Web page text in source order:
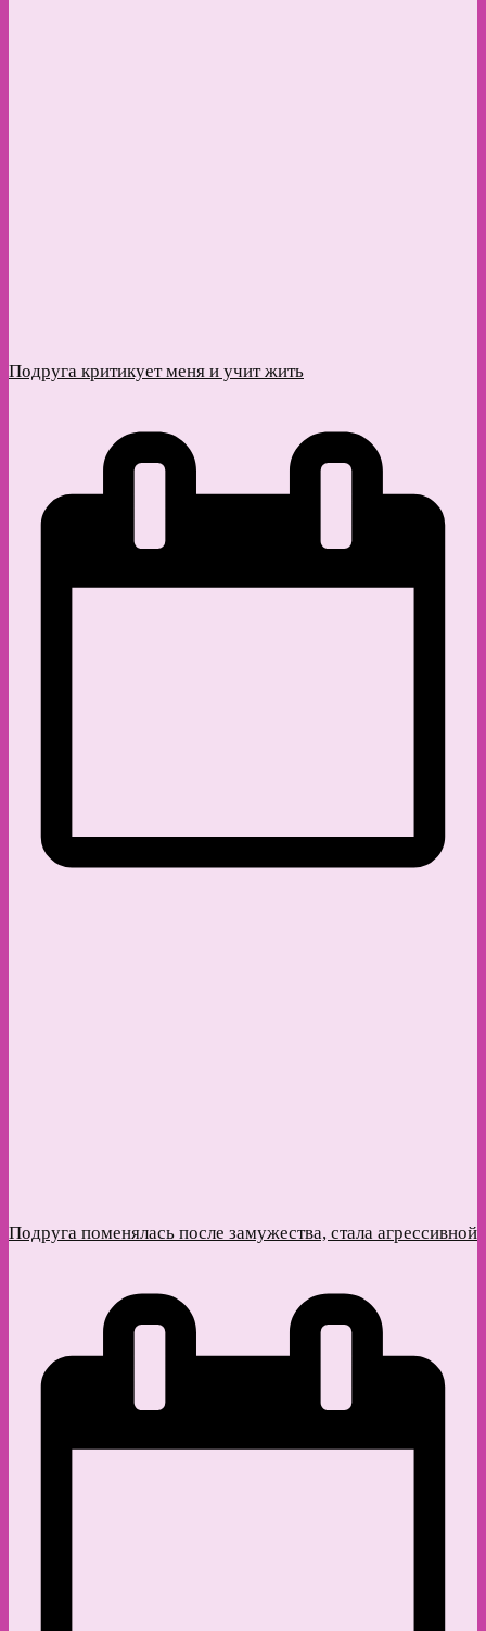
Подруга критикует меня и учит жить
Подруга поменялась после замужества, стала агрессивной